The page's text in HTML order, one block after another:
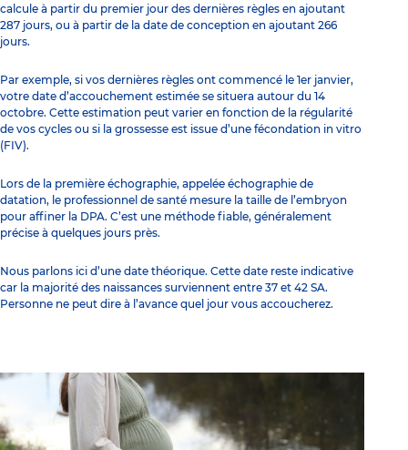
calcule à partir du premier jour des dernières règles en ajoutant
287 jours, ou à partir de la date de conception en ajoutant 266
jours.
Par exemple, si vos dernières règles ont commencé le 1er janvier,
votre date d’accouchement estimée se situera autour du 14
octobre. Cette estimation peut varier en fonction de la régularité
de vos cycles ou si la grossesse est issue d’une fécondation in vitro
(FIV).
Lors de la première échographie, appelée échographie de
datation, le professionnel de santé mesure la taille de l’embryon
pour affiner la DPA. C’est une méthode fiable, généralement
précise à quelques jours près.
Nous parlons ici d’une date théorique. Cette date reste indicative
car la majorité des naissances surviennent entre 37 et 42 SA.
Personne ne peut dire à l’avance quel jour vous accoucherez.